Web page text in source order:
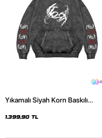
4
Yıkamalı Siyah Korn Baskılı
1.399,90 TL